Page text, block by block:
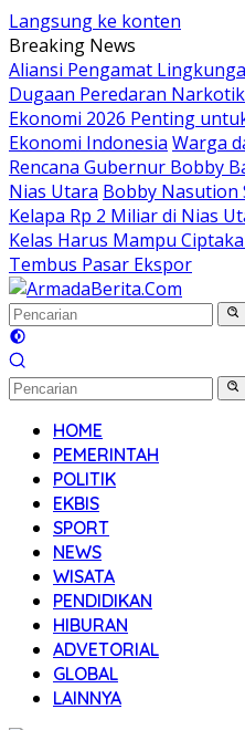
Langsung ke konten
Breaking News
Aliansi Pengamat
Dugaan Peredaran
Ekonomi 2026 Penting
Ekonomi Indonesia Warga
Rencana Gubernur Bobby
Nias Utara Bobby Nasution
Kelapa Rp 2 Miliar di Nias
Kelas Harus Mampu
Tembus Pasar Ekspor
HOME
PEMERINTAH
POLITIK
EKBIS
SPORT
NEWS
WISATA
PENDIDIKAN
HIBURAN
ADVETORIAL
GLOBAL
LAINNYA